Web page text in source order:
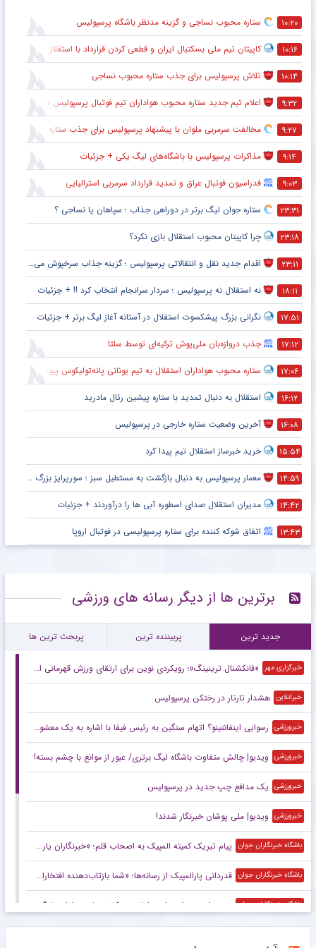
۱۰:۲۰ ستاره محبوب نساجی و گزینه مدنظر باشگاه پرسپولیس
۱۰:۱۶ کاپیتان تیم ملی بسکتبال ایران و قطعی کردن قرارداد با استقلال
۱۰:۱۴ تلاش پرسپولیس برای جذب ستاره محبوب نساجی
۹:۳۲ اعلام تیم جدید ستاره محبوب هواداران تیم فوتبال پرسپولیس طی ۴۸ ساعت آینده
۹:۲۷ مخالفت سرمربی ملوان با پیشنهاد پرسپولیس برای جذب ستاره محبوبش
۹:۱۴ مذاکرات پرسپولیس با باشگاه‌های لیگ یکی + جزئیات
۹:۰۳ فدراسیون فوتبال عراق و تمدید قرارداد سرمربی استرالیایی
۲۳:۳۱ ستاره جوان لیگ برتر در دوراهی جذاب ؛ سپاهان یا نساجی ؟
۲۳:۱۸ چرا کاپیتان محبوب استقلال بازی نکرد؟
۲۳:۱۱ اقدام جدید نقل و انتقالاتی پرسپولیس ؛ گزینه جذاب سرخپوش می شود؟
۱۸:۱۱ نه استقلال نه پرسپولیس ؛ سردار سرانجام انتخاب کرد !! + جزئیات
۱۷:۵۱ نگرانی بزرگ پیشکسوت استقلال در آستانه آغاز لیگ برتر + جزئیات
۱۷:۱۲ جذب دروازه‌بان ملی‌پوش ترکیه‌ای توسط سلتا
۱۷:۰۶ ستاره محبوب هواداران استقلال به تیم یونانی پانه‌تولیکوس پیوست
۱۶:۱۲ استقلال به دنبال تمدید با ستاره پیشین رئال مادرید
۱۶:۰۸ آخرین وضعیت ستاره خارجی در پرسپولیس
۱۵:۵۴ خرید خبرساز استقلال تیم پیدا کرد
۱۴:۵۹ معمار پرسپولیس به دنبال بازگشت به مستطیل سبز ؛ سورپرایز بزرگ در راه است ؟ + جزئیات
۱۴:۴۲ مدیران استقلال صدای اسطوره آبی ها را درآوردند + جزئیات
۱۳:۴۳ اتفاق شوکه کننده برای ستاره پرسپولیسی در فوتبال اروپا
برترین ها از دیگر رسانه های ورزشی
جدید ترین پربیننده ترین پربحث ترین ها
خبرگزاری مهر «فانکشنال ترینینگ»؛ رویکردی نوین برای ارتقای ورزش قهرمانی ایران
خبرانلاین هشدار تارتار در رختکن پرسپولیس
خبرورزشی رسوایی اینفانتینو؟ اتهام سنگین به رئیس فیفا با اشاره به یک معشوقه!
خبرورزشی ویدیو| چالش متفاوت باشگاه لیگ برتری/ عبور از موانع با چشم بسته!
خبرورزشی یک مدافع چپ جدید در پرسپولیس
خبرورزشی ویدیو| ملی پوشان خبرنگار شدند!
باشگاه خبرنگاران جوان پیام تبریک کمیته المپیک به اصحاب قلم؛ «خبرنگاران یاری‌گر قهرمانان هستند»
باشگاه خبرنگاران جوان قدردانی پارالمپیک از رسانه‌ها؛ «شما بازتاب‌دهنده افتخارات ما هستید»
باشگاه خبرنگاران جوان خیز وزارت ورزش برای ساماندهی کانون‌های هواداری لیگ برتر